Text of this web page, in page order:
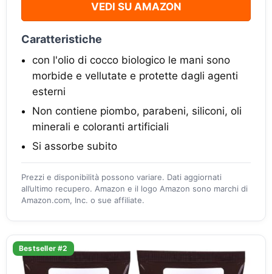
VEDI SU AMAZON
Caratteristiche
con l'olio di cocco biologico le mani sono
morbide e vellutate e protette dagli agenti
esterni
Non contiene piombo, parabeni, siliconi, oli
minerali e coloranti artificiali
Si assorbe subito
Prezzi e disponibilità possono variare. Dati aggiornati
all’ultimo recupero. Amazon e il logo Amazon sono marchi di
Amazon.com, Inc. o sue affiliate.
Bestseller #2